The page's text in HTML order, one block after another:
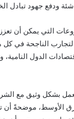
ودفع جهود تبادل
التي يمكن أن تعزز
الناجحة في
الدول
وثيق مع
الأوسط، موضحةً أن